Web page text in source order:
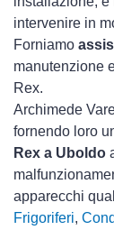
intervenire in
Forniamo
manutenzione
Rex.
Archimede
fornendo loro
Rex a Uboldo
apparecchi
Frigoriferi,